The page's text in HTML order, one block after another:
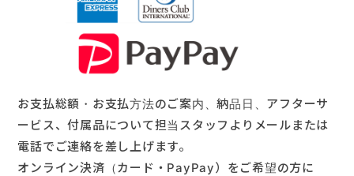
お支払総額・お支払方法のご案内、納品日、アフターサ
ービス、付属品について担当スタッフよりメールまたは
電話でご連絡を差し上げます。
オンライン決済（カード・PayPay）をご希望の方に